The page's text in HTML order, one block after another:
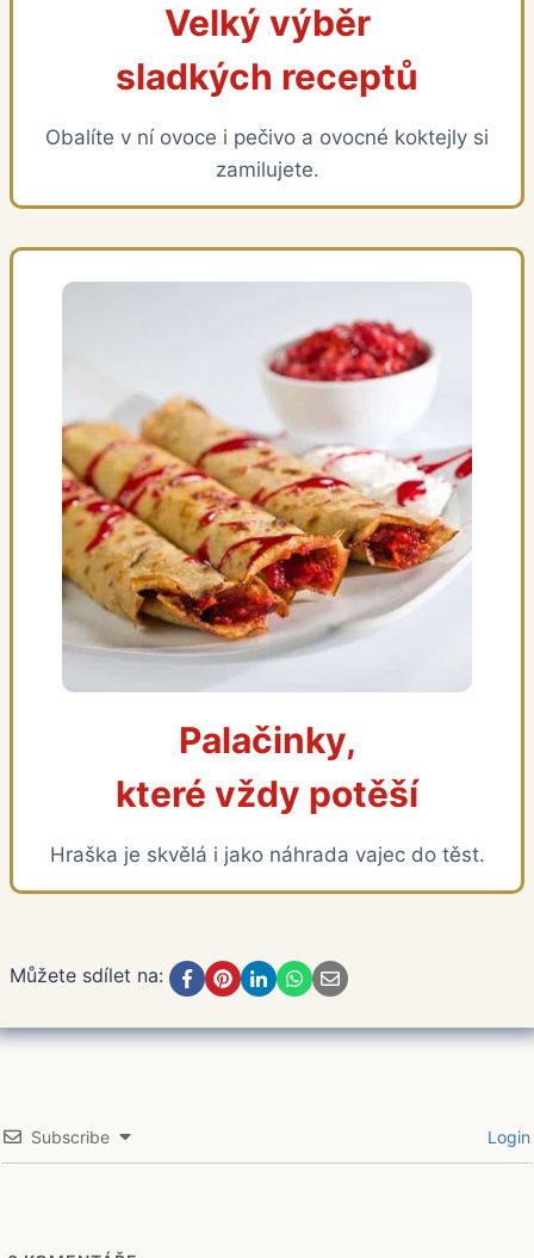
Velký výběr
sladkých receptů
Obalíte v ní ovoce i pečivo a ovocné koktejly si
zamilujete.
Palačinky,
které vždy potěší
Hraška je skvělá i jako náhrada vajec do těst.
Můžete sdílet na:
Subscribe Login